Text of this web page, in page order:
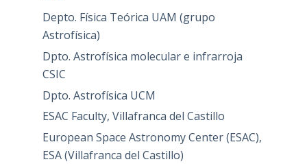
Depto. Física Teórica UAM (grupo
Astrofísica)
Dpto. Astrofísica molecular e infrarroja
CSIC
Dpto. Astrofísica UCM
ESAC Faculty, Villafranca del Castillo
European Space Astronomy Center (ESAC),
ESA (Villafranca del Castillo)